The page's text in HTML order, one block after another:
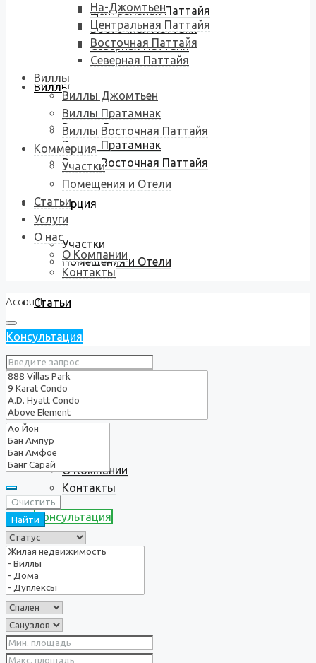
Центральная Паттайя
Восточная Паттайя
Северная Паттайя
Виллы
Виллы Джомтьен
Виллы Пратамнак
Виллы Восточная Паттайя
Коммерция
Участки
Помещения и Отели
Статьи
Услуги
О нас
О Компании
Контакты
Консультация
На-Джомтьен
Центральная Паттайя
Восточная Паттайя
Северная Паттайя
Виллы
Виллы Джомтьен
Виллы Пратамнак
Виллы Восточная Паттайя
Коммерция
Участки
Помещения и Отели
Статьи
Услуги
О нас
О Компании
Контакты
Account
Консультация
Очистить
Найти